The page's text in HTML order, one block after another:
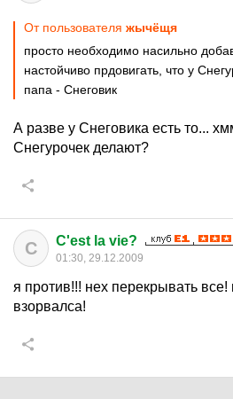
От пользователя жычёщя
просто необходимо насильно
настойчиво прдовигать, что у
папа - Снеговик
А разве у Снеговика есть то...
Снегурочек делают?
C C'est la vie?
01:30, 29.12.2009
я против!!! нех перекрывать
взорвалса!